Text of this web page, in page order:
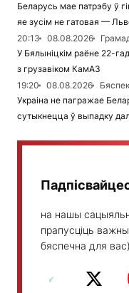
Беларусь мае патрэбу ў
яе зусім не гатовая —
20:13
08.08.2026
У Бялыніцкім раёне 22-
з грузавіком КамАЗ
19:20
08.08.2026
Украіна не пагражае
сутыкнецца ў выпадку
на нашы
прапусціць
бяспечна для вас)